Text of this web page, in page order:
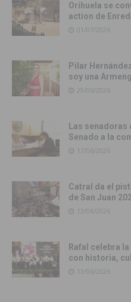
Orihuela se
action de
01/07/2026
Pilar
soy una
29/06/2026
Las senadoras
Senado a la
17/06/2026
Catral da el
de San Juan
13/06/2026
Rafal celebra
con historia,
13/06/2026